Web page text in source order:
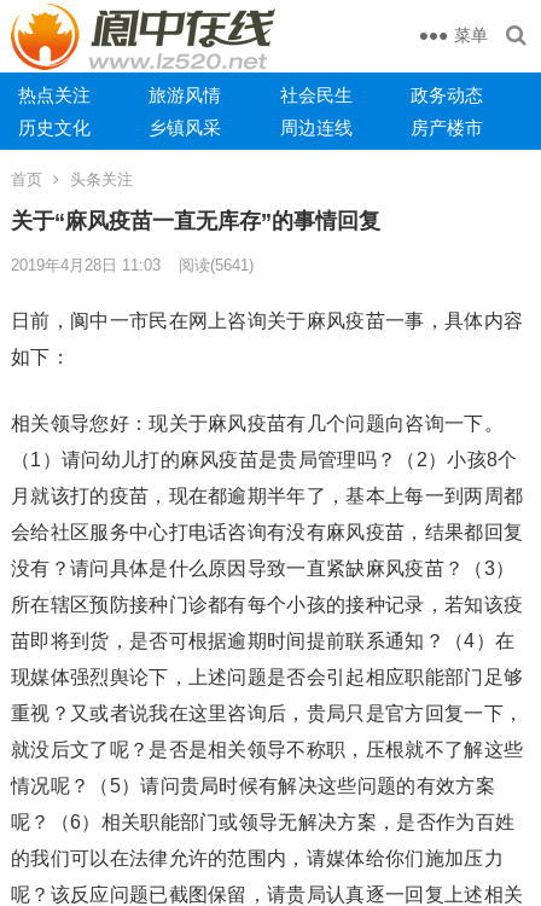
菜单
热点关注 旅游风情 社会民生
政务动态
历史文化
乡镇风采 周边连线 房产楼市
首页 头条关注
关于“麻风疫苗一直无库存”的事情回复
2019年4月28日 11:03 阅读(5641)
日前，阆中一市民在网上咨询关于麻风疫苗一事，具体内容
如下：
相关领导您好：现关于麻风疫苗有几个问题向咨询一下。
（1）请问幼儿打的麻风疫苗是贵局管理吗？（2）小孩8个
月就该打的疫苗，现在都逾期半年了，基本上每一到两周都
会给社区服务中心打电话咨询有没有麻风疫苗，结果都回复
没有？请问具体是什么原因导致一直紧缺麻风疫苗？（3）
所在辖区预防接种门诊都有每个小孩的接种记录，若知该疫
苗即将到货，是否可根据逾期时间提前联系通知？（4）在
现媒体强烈舆论下，上述问题是否会引起相应职能部门足够
重视？又或者说我在这里咨询后，贵局只是官方回复一下，
就没后文了呢？是否是相关领导不称职，压根就不了解这些
情况呢？（5）请问贵局时候有解决这些问题的有效方案
呢？（6）相关职能部门或领导无解决方案，是否作为百姓
的我们可以在法律允许的范围内，请媒体给你们施加压力
呢？该反应问题已截图保留，请贵局认真逐一回复上述相关